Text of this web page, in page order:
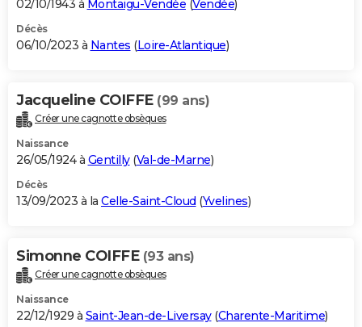
02/10/1943 à Montaigu-Vendée (Vendée)
Décès
06/10/2023 à Nantes (Loire-Atlantique)
Jacqueline COIFFE (99 ans)
Créer une cagnotte obsèques
Naissance
26/05/1924 à Gentilly(Val-de-Marne)
Décès
13/09/2023 à la Celle-Saint-Cloud (Yvelines)
Simonne COIFFE (93 ans)
Créer une cagnotte obsèques
Naissance
22/12/1929 à Saint-Jean-de-Liversay(Charente-Maritime)